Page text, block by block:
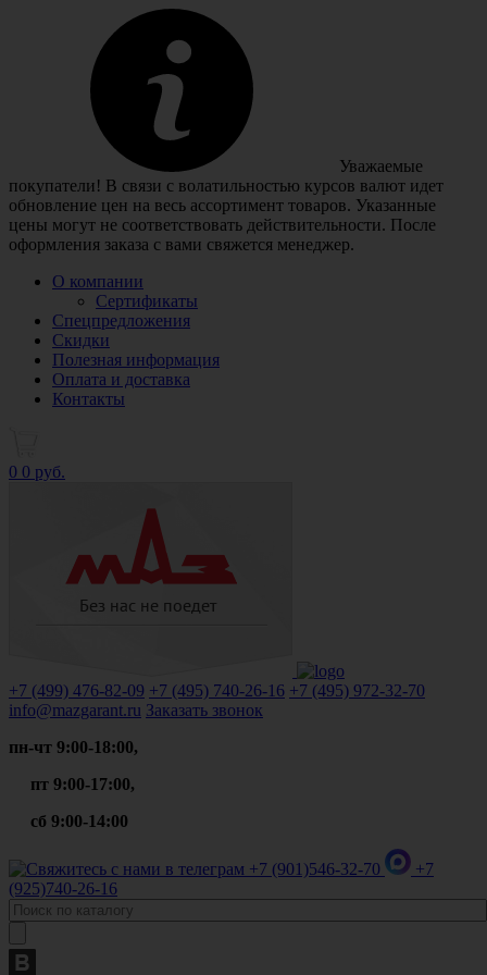
Уважаемые
покупатели! В связи с волатильностью курсов валют идет
обновление цен на весь ассортимент товаров. Указанные
цены могут не соответствовать действительности. После
оформления заказа с вами свяжется менеджер.
О компании
Сертификаты
Спецпредложения
Скидки
Полезная информация
Оплата и доставка
Контакты
0 0 руб.
+7 (499) 476-82-09 +7 (495) 740-26-16 +7 (495) 972-32-70
info@mazgarant.ru Заказать звонок
пн-чт 9:00-18:00,
пт 9:00-17:00,
сб 9:00-14:00
+7 (901)546-32-70
+7
(925)740-26-16